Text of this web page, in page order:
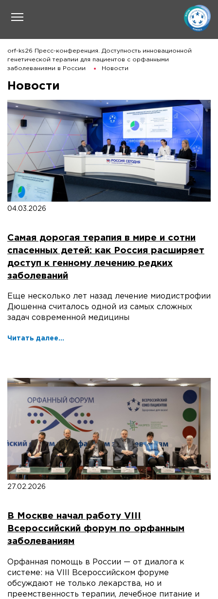
orf-ks26 Пресс-конференция. Доступность инновационной
генетической терапии для пациентов с орфанными
заболеваниями в России
Новости
Новости
04.03.2026
Самая дорогая терапия в мире и сотни
спасенных детей: как Россия расширяет
доступ к генному лечению редких
заболеваний
Еще несколько лет назад лечение миодистрофии
Дюшенна считалось одной из самых сложных
задач современной медицины
Читать далее...
27.02.2026
В Москве начал работу VIII
Всероссийский форум по орфанным
заболеваниям
Орфанная помощь в России — от диалога к
системе: на VIII Всероссийском форуме
обсуждают не только лекарства, но и
преемственность терапии, лечебное питание и